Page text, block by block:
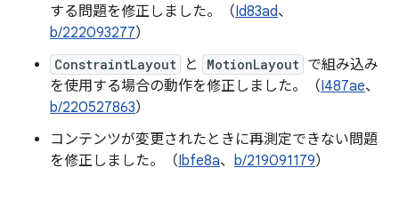
する問題を修正しました。（Id83ad、
b/222093277）
ConstraintLayout と MotionLayout で組み込み
を使用する場合の動作を修正しました。（I487ae、
b/220527863）
コンテンツが変更されたときに再測定できない問題
を修正しました。（Ibfe8a、 b/219091179）